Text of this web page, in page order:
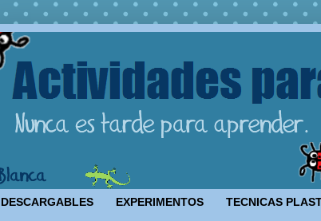
DESCARGABLES EXPERIMENTOS TECNICAS